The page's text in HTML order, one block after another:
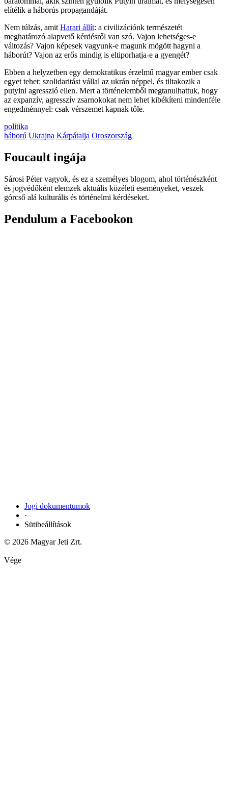
elítélik a háborús propagandáját.
Nem túlzás, amit Harari állít: a civilizációnk természetét
meghatározó alapvető kérdésről van szó. Vajon lehetséges-e
változás? Vajon képesek vagyunk-e magunk mögött hagyni a
háborút? Vajon az erős mindig is eltiporhatja-e a gyengét?
Ebben a helyzetben egy demokratikus érzelmű magyar ember csak
egyet tehet: szolidaritást vállal az ukrán néppel, és tiltakozik a
putyini agresszió ellen. Mert a történelemből megtanulhattuk, hogy
az expanzív, agresszív zsarnokokat nem lehet kibékíteni mindenféle
engedménnyel: csak vérszemet kapnak tőle.
politika
háború Ukrajna Kárpátalja Oroszország
Foucault ingája
Sárosi Péter vagyok, és ez a személyes blogom, ahol történészként
és jogvédőként elemzek aktuális közéleti eseményeket, veszek
górcső alá kulturális és történelmi kérdéseket.
Pendulum a Facebookon
Jogi dokumentumok
·
Sütibeállítások
© 2026 Magyar Jeti Zrt.
Vége